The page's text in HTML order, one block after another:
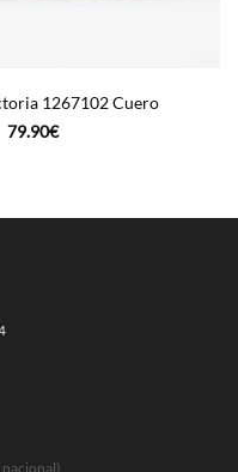
1267102 Cuero
79.90€
nacional)